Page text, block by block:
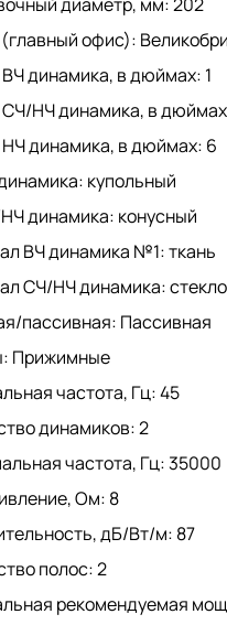
офис):
динамика, в дюймах: 1
НЧ динамика, в
динамика, в дюймах: 6
купольный
динамика: конусный
ВЧ динамика №1: ткань
СЧ/НЧ динамика:
пассивная: Пассивная
Прижимные
частота, Гц: 45
динамиков: 2
частота, Гц: 35000
Ом: 8
дБ/Вт/м: 87
полос: 2
рекомендуемая